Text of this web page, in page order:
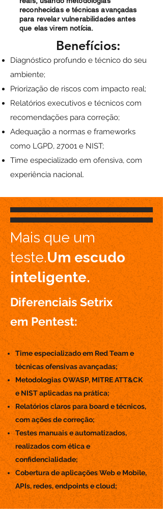
reconhecidas e técnicas avançadas
para revelar vulnerabilidades antes
que elas virem notícia.
Benefícios:
Diagnóstico profundo e técnico do seu
ambiente;
Priorização de riscos com impacto real;
Relatórios executivos e técnicos com
recomendações para correção;
Adequação a normas e frameworks
como LGPD, 27001 e NIST;
Time especializado em ofensiva, com
experiência nacional.
Mais que um
teste.Um escudo
inteligente.
Diferenciais Setrix
em Pentest:
Time especializado em Red Team e
técnicas ofensivas avançadas;
Metodologias OWASP, MITRE ATT&CK
e NIST aplicadas na prática;
Relatórios claros para board e técnicos,
com ações de correção;
Testes manuais e automatizados,
realizados com ética e
confidencialidade;
Cobertura de aplicações Web e Mobile,
APIs, redes, endpoints e cloud;